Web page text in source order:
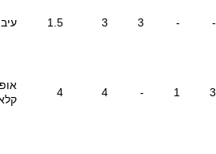
-
-
3
3
1.5
3
1
-
4
4